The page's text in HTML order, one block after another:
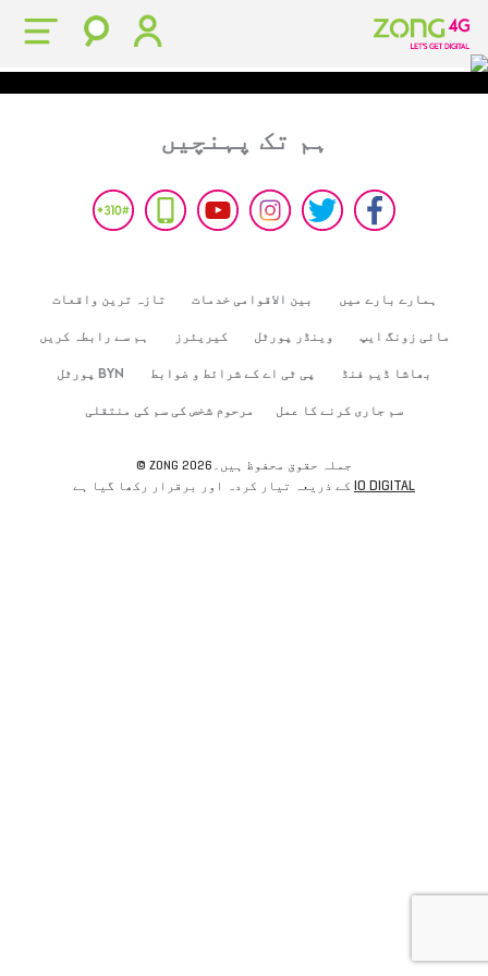
ہم تک پہنچیں
ہمارے بارے میں بین الاقوامی خدمات تازہ ترین واقعات
مائی زونگ ایپ وینڈر پورٹل کیریئرز ہم سے رابطہ کریں
بھاشا ڈیم فنڈ پی ٹی اے کے شرائط و ضوابط BYN پورٹل
سم جاری کرنے کا عمل مرحوم شخص کی سم کی منتقلی
© ZONG 2026جملہ حقوق محفوظ ہیں۔
IO DIGITAL